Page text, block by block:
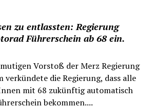
zu entlassten: Regierung
Führerschein ab 68 ein.
Vorstoß der Merz Regierung
die Regierung, dass alle
mit 68 zukünftig automatisch
bekommen....